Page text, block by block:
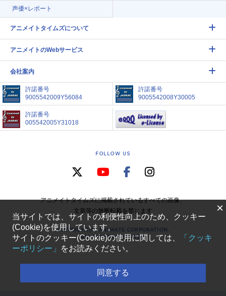
声優×レポート
アニメイトタイムズについて
アニメイトのWebサービス
会社案内
許諾番号
9005542009Y56084
許諾番号
9005542008Y30005
許諾番号
005542005Y31018
FOLLOW US
アニメイトタイムズに掲載されているすべての画像、
文章等の無断転載を禁じます
COPYRIGHT(C) ANIMATE CORPORATION.
ALL RIGHTS RESERVED
×
当サイトでは、サイトの利便性向上のため、クッキー
(Cookie)を使用しています。
サイトのクッキー(Cookie)の使用に関しては、
「クッキ
ーポリシー」
をお読みください。
同意する